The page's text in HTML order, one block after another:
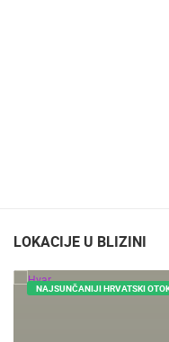
LOKACIJE U BLIZINI
NAJSUNČANIJI HRVATSKI